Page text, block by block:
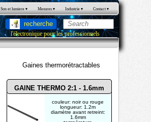
Son et lumiere ▾ Mesures ▾ Industrie ▾ Contact ▾
recherche
l'électronique pour les professionnels
Gaines thermorétractables
couleur: noir ou rouge
longueur: 1.2m
diamètre avant retreint:
1.6mm
GAINE THERMO 2:1 - 1.6mm